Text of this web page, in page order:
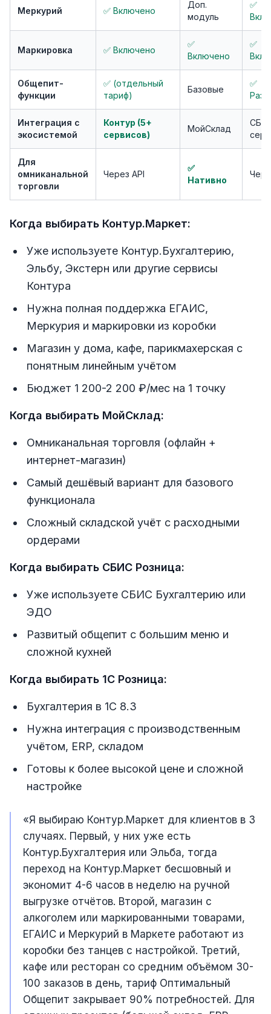
Меркурий ✅ Включено
Доп.
модуль
✅
Маркировка ✅ Включено
✅
Включено
✅
Общепит-
функции
✅ (отдельный
тариф)
Базовые
✅
Интеграция с
экосистемой
Контур (5+
сервисов)
МойСклад
Для
омниканальной
торговли
Через API
✅
Нативно
Когда выбирать Контур.Маркет:
Уже используете Контур.Бухгалтерию,
Эльбу, Экстерн или другие сервисы
Контура
Нужна полная поддержка ЕГАИС,
Меркурия и маркировки из коробки
Магазин у дома, кафе, парикмахерская с
понятным линейным учётом
Бюджет 1 200-2 200 ₽/мес на 1 точку
Когда выбирать МойСклад:
Омниканальная торговля (офлайн +
интернет-магазин)
Самый дешёвый вариант для базового
функционала
Сложный складской учёт с расходными
ордерами
Когда выбирать СБИС Розница:
Уже используете СБИС Бухгалтерию или
ЭДО
Развитый общепит с большим меню и
сложной кухней
Когда выбирать 1С Розница:
Бухгалтерия в 1С 8.3
Нужна интеграция с производственным
учётом, ERP, складом
Готовы к более высокой цене и сложной
настройке
«Я выбираю Контур.Маркет для клиентов в 3
случаях. Первый, у них уже есть
Контур.Бухгалтерия или Эльба, тогда
переход на Контур.Маркет бесшовный и
экономит 4-6 часов в неделю на ручной
выгрузке отчётов. Второй, магазин с
алкоголем или маркированными товарами,
ЕГАИС и Меркурий в Маркете работают из
коробки без танцев с настройкой. Третий,
кафе или ресторан со средним объёмом 30-
100 заказов в день, тариф Оптимальный
Общепит закрывает 90% потребностей. Для